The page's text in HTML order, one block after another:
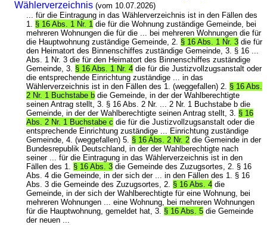
Wählerverzeichnis (vom 10.07.2026)
... für die Eintragung in das Wählerverzeichnis ist in den Fällen des
1. § 16 Abs. 1 Nr. 1 die für die Wohnung zuständige Gemeinde, bei
mehreren Wohnungen die für die ... bei mehreren Wohnungen die für
die Hauptwohnung zuständige Gemeinde, 2. § 16 Abs. 1 Nr. 3 die für
den Heimatort des Binnenschiffes zuständige Gemeinde, 3. § 16 ...
Abs. 1 Nr. 3 die für den Heimatort des Binnenschiffes zuständige
Gemeinde, 3. § 16 Abs. 1 Nr. 4 die für die Justizvollzugsanstalt oder
die entsprechende Einrichtung zuständige ... in das
Wählerverzeichnis ist in den Fällen des 1. (weggefallen) 2. § 16 Abs.
2 Nr. 1 Buchstabe b die Gemeinde, in der der Wahlberechtigte
seinen Antrag stellt, 3. § 16 Abs. 2 Nr. ... 2 Nr. 1 Buchstabe b die
Gemeinde, in der der Wahlberechtigte seinen Antrag stellt, 3. § 16
Abs. 2 Nr. 1 Buchstabe c die für die Justizvollzugsanstalt oder die
entsprechende Einrichtung zuständige ... Einrichtung zuständige
Gemeinde, 4. (weggefallen) 5. § 16 Abs. 2 Nr. 2 die Gemeinde in der
Bundesrepublik Deutschland, in der der Wahlberechtigte nach
seiner ... für die Eintragung in das Wählerverzeichnis ist in den
Fällen des 1. § 16 Abs. 3 die Gemeinde des Zuzugsortes, 2. § 16
Abs. 4 die Gemeinde, in der sich der ... in den Fällen des 1. § 16
Abs. 3 die Gemeinde des Zuzugsortes, 2. § 16 Abs. 4 die
Gemeinde, in der sich der Wahlberechtigte für eine Wohnung, bei
mehreren Wohnungen ... eine Wohnung, bei mehreren Wohnungen
für die Hauptwohnung, gemeldet hat, 3. § 16 Abs. 5 die Gemeinde
der neuen ...